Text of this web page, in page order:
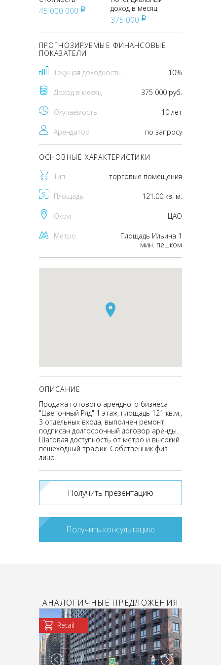
45 000 000 pуб
доход в месяц
375 000 pуб
ПРОГНОЗИРУЕМЫЕ ФИНАНСОВЫЕ
ПОКАЗАТЕЛИ
Текущая доходность 10%
Доход в месяц 375 000 руб.
Окупаемость 10 лет
Арендатор по запросу
ОСНОВНЫЕ ХАРАКТЕРИСТИКИ
Тип торговые помещения
Площадь 121.00 кв. м.
Округ ЦАО
Метро
Площадь Ильича 1
мин. пешком
ОПИСАНИЕ
Продажа готового арендного бизнеса
"Цветочный Ряд" 1 этаж, площадь 121 кв.м.,
3 отдельных входа, выполнен ремонт,
подписан долгосрочный договор аренды.
Шаговая доступность от метро и высокий
пешеходный трафик. Собственник физ
лицо.
Получить презентацию
Получить консультацию
АНАЛОГИЧНЫЕ ПРЕДЛОЖЕНИЯ
Retail